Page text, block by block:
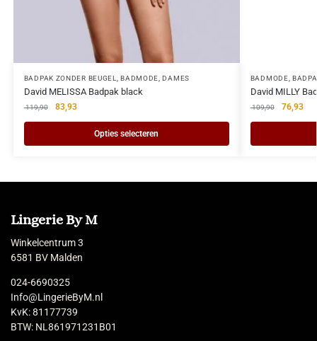
BADPAK ZONDER BEUGEL,BADMODE,DAMES
David MELISSA Badpak black
119,90 83,93
Opties selecteren
BADMODE,
David MILLY
109,90 76,93
Lingerie By M
Winkelcentrum 3
6581 BV Malden
024-6690325
Info@LingerieByM.nl
KvK: 81177739
BTW: NL861971231B01